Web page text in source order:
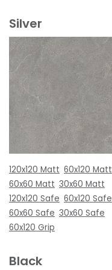
Silver
120x120 Matt 60x120 Matt
60x60 Matt 30x60 Matt
120x120 Safe 60x120 Safe
60x60 Safe 30x60 Safe
60x120 Grip
Black